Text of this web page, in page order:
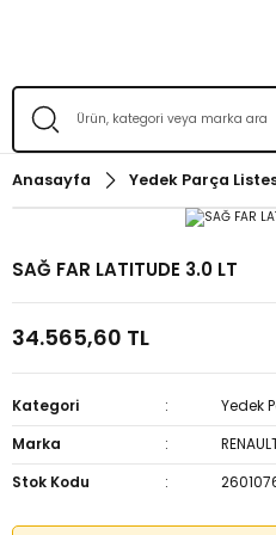
Anasayfa Yedek Parça
SAĞ FAR LATITUDE 3.0 LT
34.565,60 TL
Kategori
Yedek
Marka
Stok Kodu